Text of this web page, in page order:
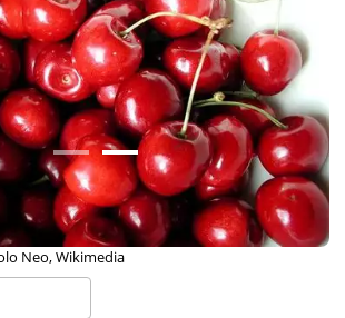
Neo, Wikimedia